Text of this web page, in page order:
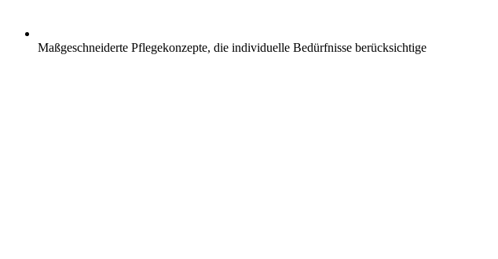
Maßgeschneiderte Pflegekonzepte, die individuelle Bedürfnisse berücksichtige